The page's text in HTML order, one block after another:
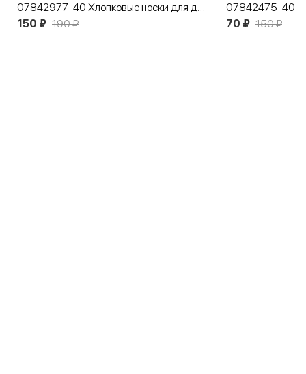
07842977-40 Хлопковые носки для девочки Цветочки
150 ₽ 190 ₽ 70 ₽ 150 ₽